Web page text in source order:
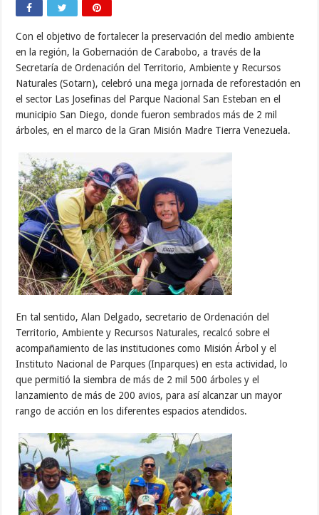
Con el objetivo de fortalecer la preservación del medio ambiente
en la región, la Gobernación de Carabobo, a través de la
Secretaría de Ordenación del Territorio, Ambiente y Recursos
Naturales (Sotarn), celebró una mega jornada de reforestación en
el sector Las Josefinas del Parque Nacional San Esteban en el
municipio San Diego, donde fueron sembrados más de 2 mil
árboles, en el marco de la Gran Misión Madre Tierra Venezuela.
En tal sentido, Alan Delgado, secretario de Ordenación del
Territorio, Ambiente y Recursos Naturales, recalcó sobre el
acompañamiento de las instituciones como Misión Árbol y el
Instituto Nacional de Parques (Inparques) en esta actividad, lo
que permitió la siembra de más de 2 mil 500 árboles y el
lanzamiento de más de 200 avios, para así alcanzar un mayor
rango de acción en los diferentes espacios atendidos.